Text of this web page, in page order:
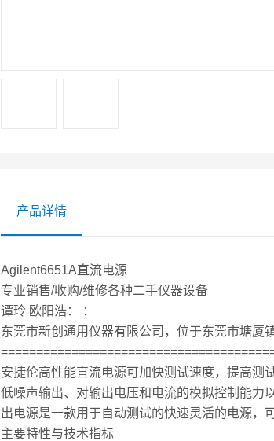
产品详情
Agilent6651A直流电源
专业销售/收购/维修各种二手仪器设备
谭玲 欧阳浩： ：
东莞市新创通用仪器有限公司，位于东莞市塘厦
安捷伦高性能直流电源可加快测试速度，提高测
低噪声输出、对输出电压和电流的模拟控制能力
出电源是一款用于自动测试的快速灵活的电源，
主要特性与技术指标